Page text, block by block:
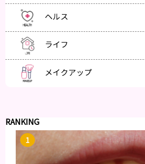
ヘルス
ライフ
メイクアップ
RANKING